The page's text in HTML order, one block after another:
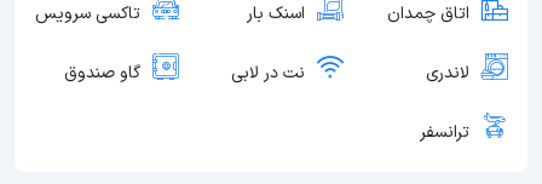
اتاق چمدان اسنک بار تاکسی سرویس
لاندری نت در لابی گاو صندوق
ترانسفر